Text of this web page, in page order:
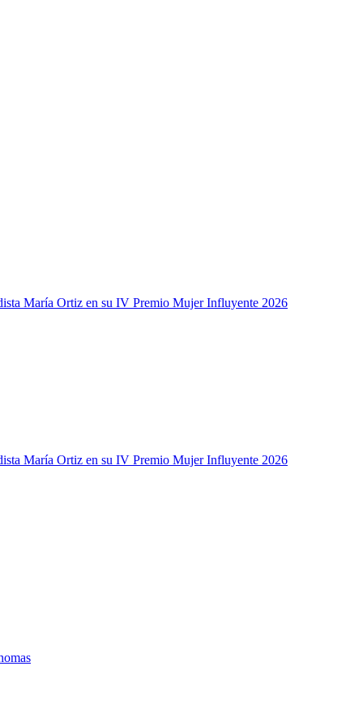
María Ortiz en su IV Premio Mujer Influyente 2026
María Ortiz en su IV Premio Mujer Influyente 2026